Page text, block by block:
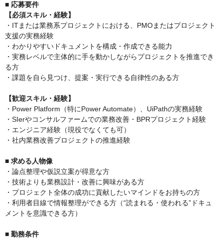
■ 応募要件
【必須スキル・経験】
・ITまたは業務系プロジェクトにおける、PMOまたはプロジェクト
支援の実務経験
・わかりやすいドキュメントを構成・作成できる能力
・実務レベルで主体的に手を動かしながらプロジェクトを推進でき
る方
・課題を自ら見つけ、提案・実行できる自律性のある方
【歓迎スキル・経験】
・Power Platform（特にPower Automate）、UiPathの実務経験
・SIerやコンサルファームでの業務改善・BPRプロジェクト経験
・エンジニア経験（現役でなくても可）
・社内業務改善プロジェクトの推進経験
■ 求める人物像
・論点整理や仮説立案が得意な方
・技術よりも業務設計・改善に興味がある方
・プロジェクト全体の成功に貢献したいマインドをお持ちの方
・利用者目線で情報整理ができる方（“読まれる・使われる”ドキュ
メントを意識できる方）
■ 勤務条件